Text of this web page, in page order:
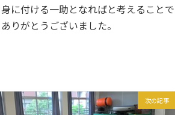
に付ける一助となればと考えることで
りがとうございました。
次の記事